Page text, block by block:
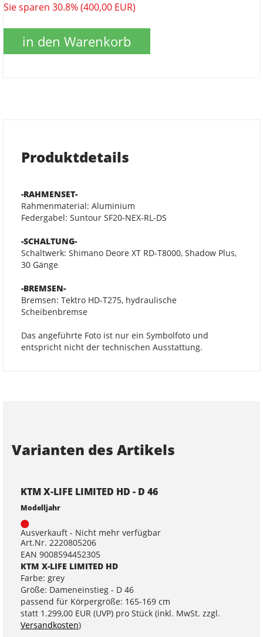
Sie sparen 30.8% (400,00 EUR)
in den Warenkorb
Produktdetails
-RAHMENSET-
Rahmenmaterial: Aluminium
Federgabel: Suntour SF20-NEX-RL-DS
-SCHALTUNG-
Schaltwerk: Shimano Deore XT RD-T8000, Shadow Plus,
30 Gänge
-BREMSEN-
Bremsen: Tektro HD-T275, hydraulische
Scheibenbremse
Das angeführte Foto ist nur ein Symbolfoto und
entspricht nicht der technischen Ausstattung.
Varianten des Artikels
KTM X-LIFE LIMITED HD - D 46
Modelljahr
Ausverkauft - Nicht mehr verfügbar
Art.Nr. 2220805206
EAN 9008594452305
KTM X-LIFE LIMITED HD
Farbe: grey
Größe: Dameneinstieg - D 46
passend für Körpergröße: 165-169 cm
statt 1.299,00 EUR (UVP) pro Stück (inkl. MwSt. zzgl.
Versandkosten)